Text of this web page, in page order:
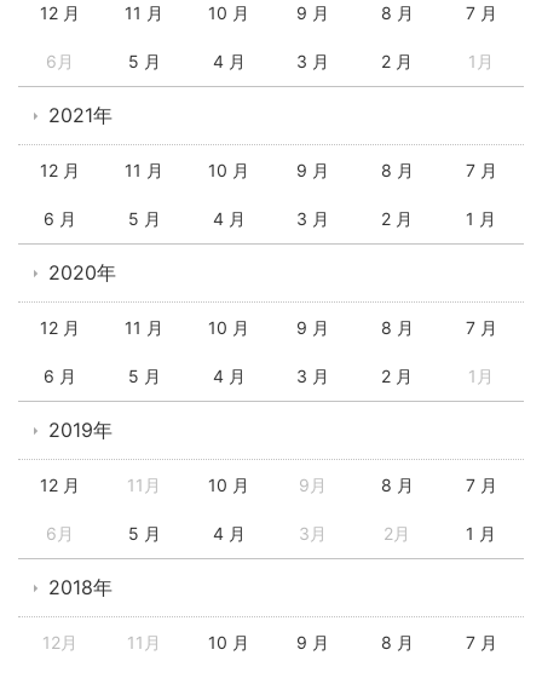
12 月 11 月 10 月 9 月 8 月 7 月
6月 5 月 4 月 3 月 2 月 1月
2021年
12 月 11 月 10 月 9 月 8 月 7 月
6 月 5 月 4 月 3 月 2 月 1 月
2020年
12 月 11 月 10 月 9 月 8 月 7 月
6 月 5 月 4 月 3 月 2 月 1月
2019年
12 月 11月 10 月 9月 8 月 7 月
6月 5 月 4 月 3月 2月 1 月
2018年
12月 11月 10 月 9 月 8 月 7 月